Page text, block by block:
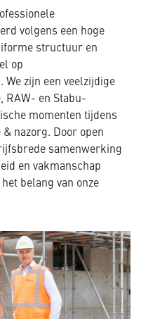
volgens een hoge
structuur en
op
zijn een veelzijdige
RAW- en Stabu-
momenten tijdens
nazorg. Door open
samenwerking
en vakmanschap
belang van onze